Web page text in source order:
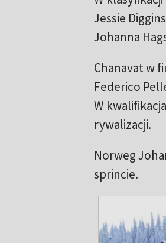
Jessie
Johanna
Chanavat w
Federico
W
rywalizacji.
Norweg
sprincie.